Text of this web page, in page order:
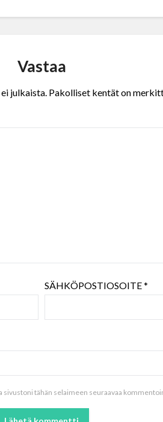
Vastaa
julkaista. Pakolliset kentät on
SÄHKÖPOSTIOSOITE*
tähän selaimeen seuraavaa